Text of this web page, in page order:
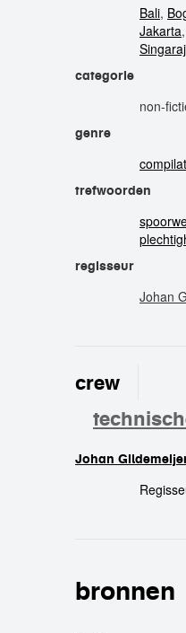
Bali,
Jakarta,
categorie
non-
genre
trefwoorden
regisseur
Johan
crew
Johan
bronnen